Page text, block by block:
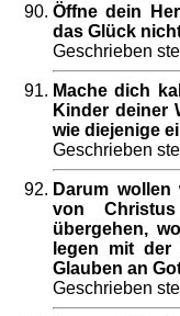
Öffne dein
das Glück
Geschrieben
Mache dich
Kinder deiner
wie diejenige
Geschrieben
Darum
von
übergehen,
legen mit
Glauben an
Geschrieben